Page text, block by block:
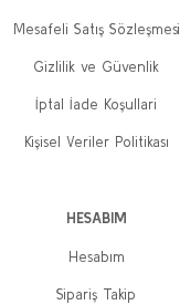
Mesafeli Satış Sözleşmesi
Gizlilik ve Güvenlik
İptal İade Koşullari
Kişisel Veriler Politikası
HESABIM
Hesabım
Sipariş Takip